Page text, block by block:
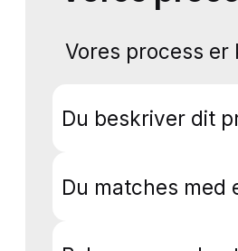
Vores process
Du beskriver dit
Du matches med